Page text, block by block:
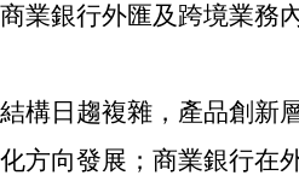
業銀行外匯及跨境業務
構日趨複雜，產品創新
方向發展；商業銀行在